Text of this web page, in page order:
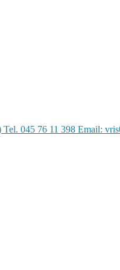
045 76 11 398 Email: